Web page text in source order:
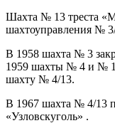
Шахта № 13 треста
шахтоуправления №
В 1958 шахта № 3
1959 шахты № 4 и №
шахту № 4/13.
В 1967 шахта № 4/13
«Узловскуголь» .